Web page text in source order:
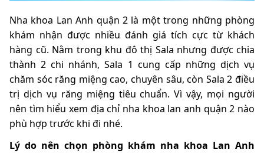
Nha khoa Lan Anh quận 2 là một trong những phòng
khám nhận được nhiều đánh giá tích cực từ khách
hàng cũ. Nằm trong khu đô thị Sala nhưng được chia
thành 2 chi nhánh, Sala 1 cung cấp những dịch vụ
chăm sóc răng miệng cao, chuyên sâu, còn Sala 2 điều
trị dịch vụ răng miệng tiêu chuẩn. Vì vậy, mọi người
nên tìm hiểu xem địa chỉ nha khoa lan anh quận 2 nào
phù hợp trước khi đi nhé.
Lý do nên chọn phòng khám nha khoa Lan Anh